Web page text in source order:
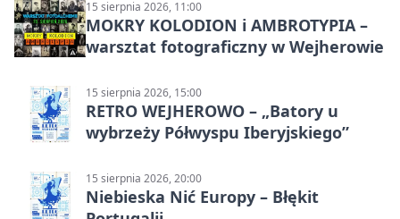
15 sierpnia 2026, 11:00
MOKRY KOLODION i AMBROTYPIA –
warsztat fotograficzny w Wejherowie
15 sierpnia 2026, 15:00
RETRO WEJHEROWO – „Batory u
wybrzeży Półwyspu Iberyjskiego”
15 sierpnia 2026, 20:00
Niebieska Nić Europy – Błękit